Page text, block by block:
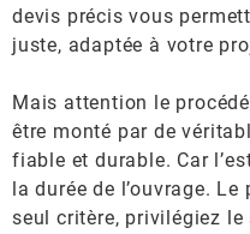
devis précis vous
juste, adaptée à votre
Mais attention le
être monté par de
fiable et durable. Car
la durée de l’ouvrage.
seul critère, privilégiez